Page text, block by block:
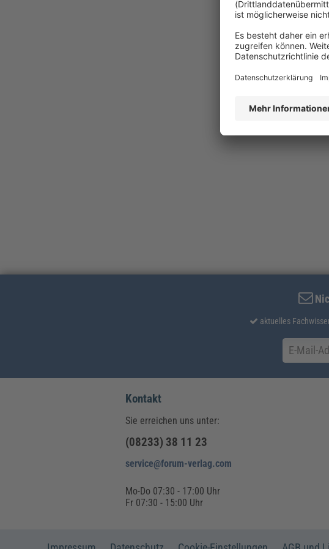
aktuelles
Kontakt
Sie erreichen uns unter:
(08233) 38 11 23
service@forum-verlag.com
Mo-Do 07:30 - 17:00 Uhr
Fr 07:30 - 15:00 Uhr